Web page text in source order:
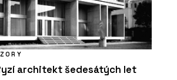
architekt šedesátých let